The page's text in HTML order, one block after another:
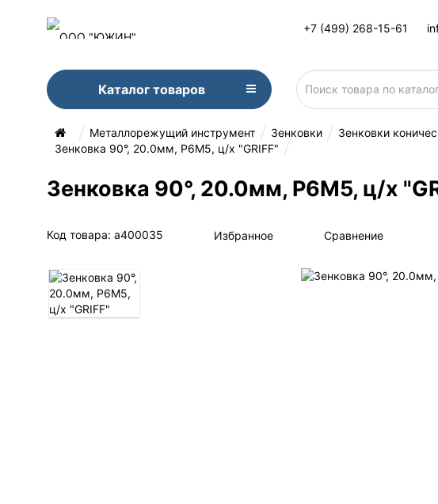
+7 (499) 268-15-61
Каталог товаров
Металлорежущий инструмент Зенковки
Зенковки
Зенковка 90°, 20.0мм, Р6М5, ц/х "GRIFF"
Зенковка 90°, 20.0мм, Р6М5, ц/х
Код товара: a400035 Избранное Сравнение